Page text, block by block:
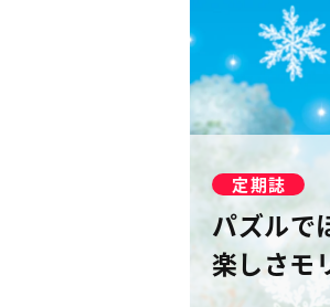
定期誌
パズルで
楽しさモ